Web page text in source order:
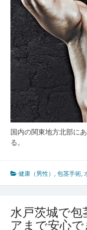
手
術
の
現
状
と
地
域
医
療
の
未
来
国内の関東地方北部に
る。
健康（男性） ,包茎手術,
水戸茨城で
アまで安心